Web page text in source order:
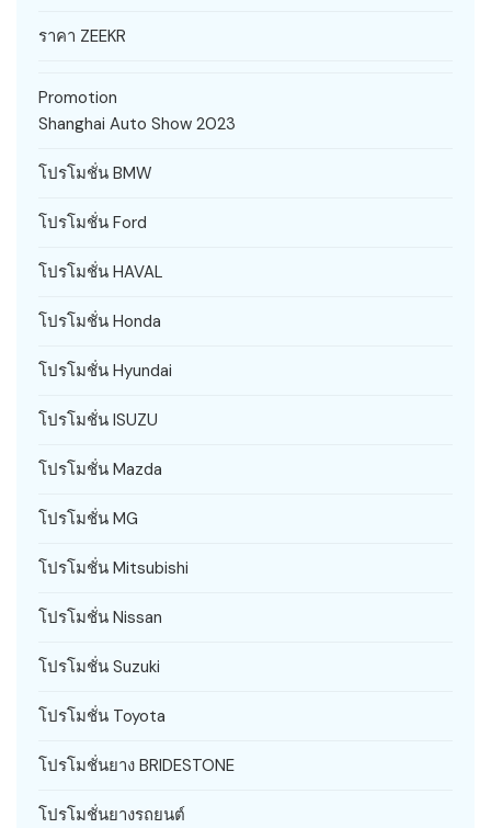
ราคา ZEEKR
Promotion
Shanghai Auto Show 2023
โปรโมชั่น BMW
โปรโมชั่น Ford
โปรโมชั่น HAVAL
โปรโมชั่น Honda
โปรโมชั่น Hyundai
โปรโมชั่น ISUZU
โปรโมชั่น Mazda
โปรโมชั่น MG
โปรโมชั่น Mitsubishi
โปรโมชั่น Nissan
โปรโมชั่น Suzuki
โปรโมชั่น Toyota
โปรโมชั่นยาง BRIDESTONE
โปรโมชั่นยางรถยนต์